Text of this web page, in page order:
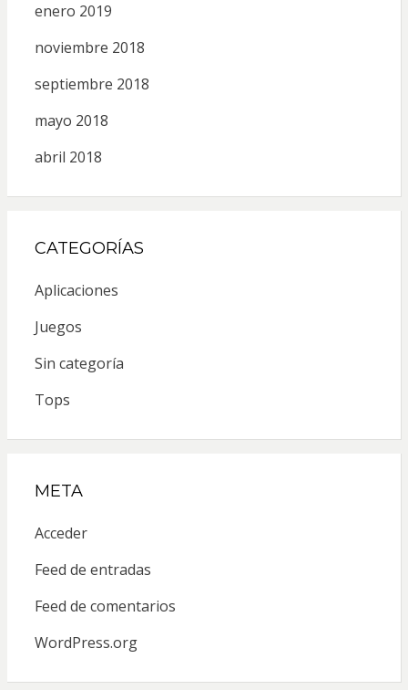
enero 2019
noviembre 2018
septiembre 2018
mayo 2018
abril 2018
CATEGORÍAS
Aplicaciones
Juegos
Sin categoría
Tops
META
Acceder
Feed de entradas
Feed de comentarios
WordPress.org